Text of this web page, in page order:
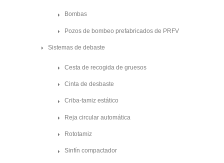
Bombas
Pozos de bombeo prefabricados de PRFV
Sistemas de debaste
Cesta de recogida de gruesos
Cinta de desbaste
Criba-tamiz estático
Reja circular automática
Rototamiz
Sinfín compactador